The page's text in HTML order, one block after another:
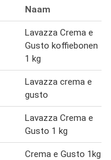
Naam
Lavazza Crema e
Gusto koffiebonen
1 kg
Lavazza crema e
gusto
Lavazza Crema e
Gusto 1 kg
Crema e Gusto 1kg